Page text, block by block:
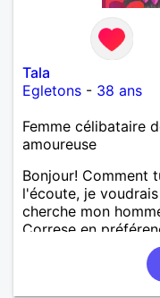
Tala
Egletons - 38 ans
Femme célibataire
amoureuse
Bonjour! Comment
l'écoute, je
cherche mon
Correse en
je travaille en CDI
voyager loin.